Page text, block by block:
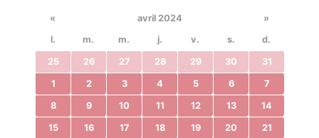
« avril 2024
»
l.
m. m. j. v. s. d.
25 26 27 28 29 30 31
1 2 3 4 5 6 7
8 9 10 11 12 13 14
15 16 17 18 19 20 21